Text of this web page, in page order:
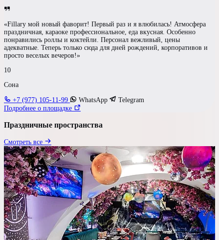
Усадьба
Гостей
до 60 чел
Требования к площадке
Номер для молодых
Свой алкоголь
У воды
Шуметь после 23:00
Своя парковка
Показать результаты
Сбросить
«Fillary мой новый фаворит! Первый раз и я влюбилась! Атмосфера
праздничная, караоке профессиональное, еда вкусная. Особенно
понравились роллы и коктейли. Персонал вежливый, цены
адекватные. Теперь только сюда для дней рождений, корпоративов и
просто веселых вечеров!»
10
Сона
+7 (977) 105-11-99 WhatsApp
Telegram
Подробнее о площадке
Праздничные пространства
Смотреть все